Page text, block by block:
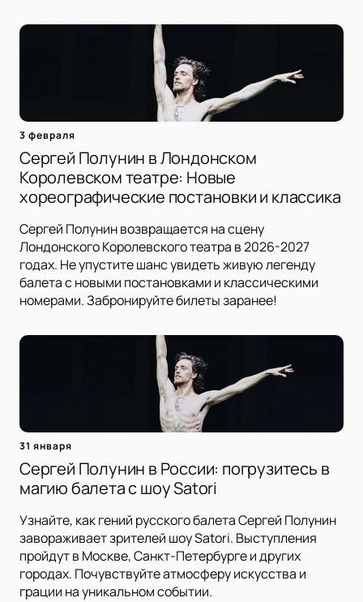
3 февраля
Сергей Полунин в Лондонском
Королевском театре: Новые
хореографические постановки и классика
Сергей Полунин возвращается на сцену
Лондонского Королевского театра в 2026-2027
годах. Не упустите шанс увидеть живую легенду
балета с новыми постановками и классическими
номерами. Забронируйте билеты заранее!
31 января
Сергей Полунин в России: погрузитесь в
магию балета с шоу Satori
Узнайте, как гений русского балета Сергей Полунин
завораживает зрителей шоу Satori. Выступления
пройдут в Москве, Санкт-Петербурге и других
городах. Почувствуйте атмосферу искусства и
грации на уникальном событии.